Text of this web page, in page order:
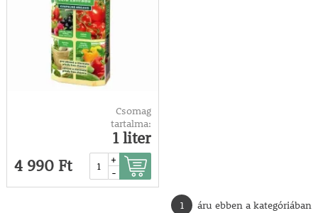
Csomag
tartalma:
1 liter
4 990 Ft
+
-
1 áru ebben a kategóriában